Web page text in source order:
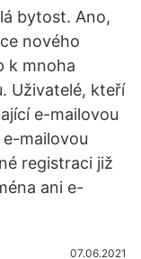
bytost. Ano,
nového
k mnoha
Uživatelé, kteří
e-mailovou
mailovou
registraci již
ani e-
07.06.2021